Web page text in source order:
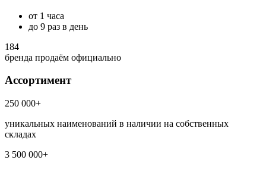
от 1 часа
до 9 раз в день
184
бренда продаём официально
Ассортимент
250 000+
уникальных наименований в наличии на собственных
складах
3 500 000+